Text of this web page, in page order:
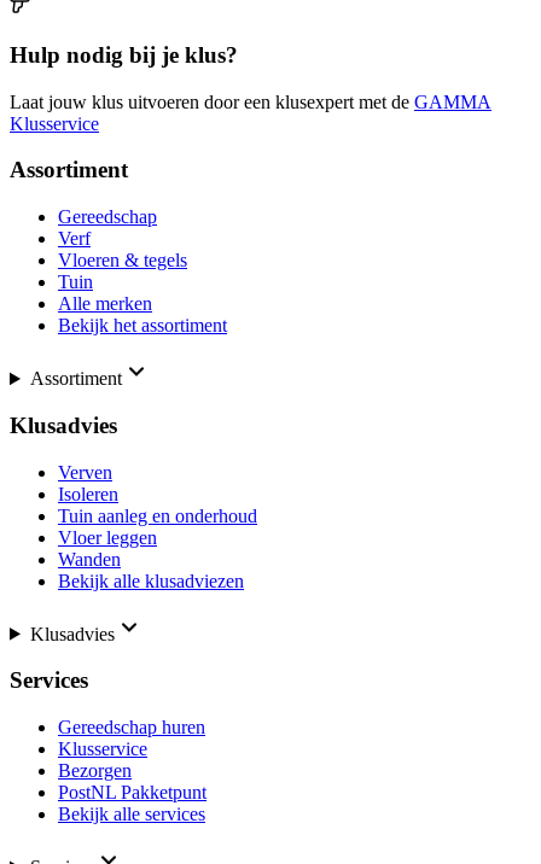
Hulp nodig bij je klus?
Laat jouw klus uitvoeren door een klusexpert met de GAMMA
Klusservice
Assortiment
Gereedschap
Verf
Vloeren & tegels
Tuin
Alle merken
Bekijk het assortiment
Assortiment
Klusadvies
Verven
Isoleren
Tuin aanleg en onderhoud
Vloer leggen
Wanden
Bekijk alle klusadviezen
Klusadvies
Services
Gereedschap huren
Klusservice
Bezorgen
PostNL Pakketpunt
Bekijk alle services